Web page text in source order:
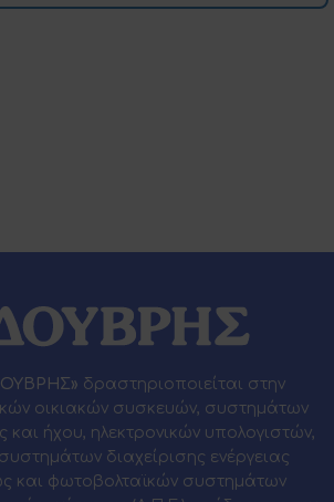
δραστηριοποιείται στην
οικιακών συσκευών, συστημάτων
και ήχου, ηλεκτρονικών υπολογιστών,
διαχείρισης ενέργειας
και φωτοβολταϊκών συστημάτων